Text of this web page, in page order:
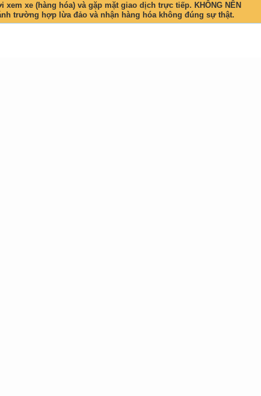
xem xe (hàng hóa) và gặp mặt giao dịch trực tiếp. KHÔNG NÊN
trường hợp lừa đảo và nhận hàng hóa không đúng sự thật.